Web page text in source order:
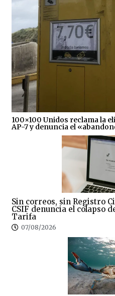
100×100 Unidos reclama la
AP-7 y denuncia el
Sin correos, sin Registro
CSIF denuncia el colapso
Tarifa
07/08/2026